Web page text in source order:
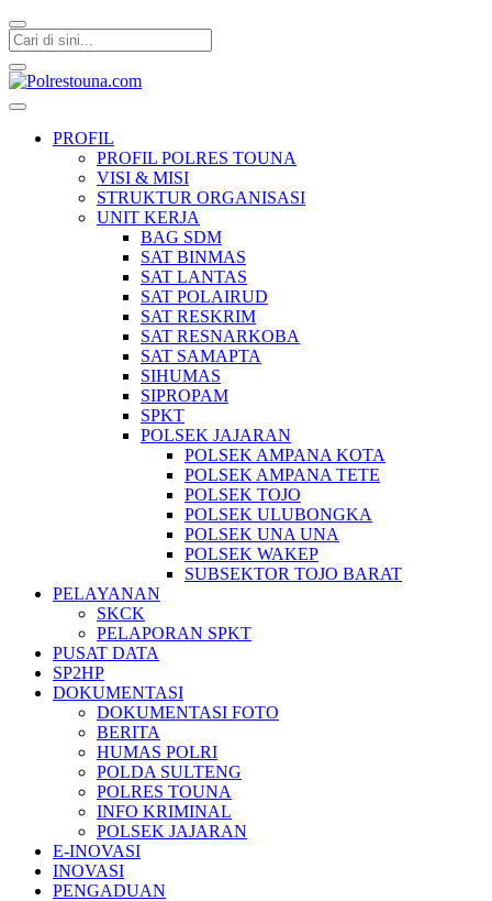
PROFIL
PROFIL POLRES TOUNA
VISI & MISI
STRUKTUR ORGANISASI
UNIT KERJA
BAG SDM
SAT BINMAS
SAT LANTAS
SAT POLAIRUD
SAT RESKRIM
SAT RESNARKOBA
SAT SAMAPTA
SIHUMAS
SIPROPAM
SPKT
POLSEK JAJARAN
POLSEK AMPANA KOTA
POLSEK AMPANA TETE
POLSEK TOJO
POLSEK ULUBONGKA
POLSEK UNA UNA
POLSEK WAKEP
SUBSEKTOR TOJO BARAT
PELAYANAN
SKCK
PELAPORAN SPKT
PUSAT DATA
SP2HP
DOKUMENTASI
DOKUMENTASI FOTO
BERITA
HUMAS POLRI
POLDA SULTENG
POLRES TOUNA
INFO KRIMINAL
POLSEK JAJARAN
E-INOVASI
INOVASI
PENGADUAN